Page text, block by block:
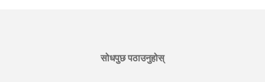
सोधपुछ पठाउनुहोस्